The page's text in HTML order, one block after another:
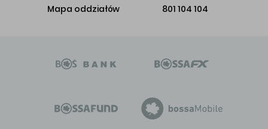
Mapa oddziałów 801 104 104